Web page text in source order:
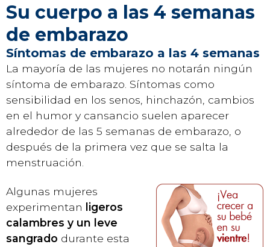
Su cuerpo a las 4 semanas
de embarazo
Síntomas de embarazo a las 4 semanas
La mayoría de las mujeres no notarán ningún
síntoma de embarazo. Síntomas como
sensibilidad en los senos, hinchazón, cambios
en el humor y cansancio suelen aparecer
alrededor de las 5 semanas de embarazo, o
después de la primera vez que se salta la
menstruación.
Algunas mujeres
experimentan ligeros
calambres y un leve
sangrado durante esta